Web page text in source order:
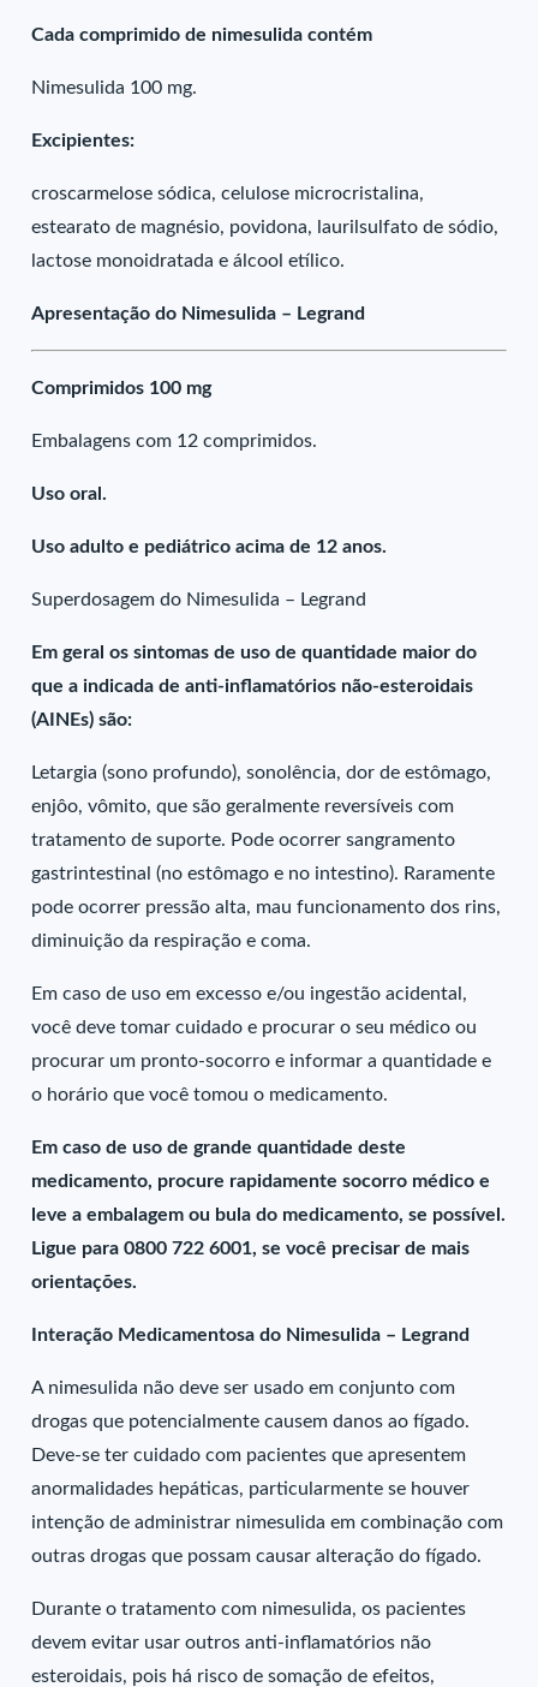
Cada comprimido de nimesulida contém
Nimesulida 100 mg.
Excipientes:
croscarmelose sódica, celulose microcristalina,
estearato de magnésio, povidona, laurilsulfato de sódio,
lactose monoidratada e álcool etílico.
Apresentação do Nimesulida – Legrand
Comprimidos 100 mg
Embalagens com 12 comprimidos.
Uso oral.
Uso adulto e pediátrico acima de 12 anos.
Superdosagem do Nimesulida – Legrand
Em geral os sintomas de uso de quantidade maior do
que a indicada de anti-inflamatórios não-esteroidais
(AINEs) são:
Letargia (sono profundo), sonolência, dor de estômago,
enjôo, vômito, que são geralmente reversíveis com
tratamento de suporte. Pode ocorrer sangramento
gastrintestinal (no estômago e no intestino). Raramente
pode ocorrer pressão alta, mau funcionamento dos rins,
diminuição da respiração e coma.
Em caso de uso em excesso e/ou ingestão acidental,
você deve tomar cuidado e procurar o seu médico ou
procurar um pronto-socorro e informar a quantidade e
o horário que você tomou o medicamento.
Em caso de uso de grande quantidade deste
medicamento, procure rapidamente socorro médico e
leve a embalagem ou bula do medicamento, se possível.
Ligue para 0800 722 6001, se você precisar de mais
orientações.
Interação Medicamentosa do Nimesulida – Legrand
A nimesulida não deve ser usado em conjunto com
drogas que potencialmente causem danos ao fígado.
Deve-se ter cuidado com pacientes que apresentem
anormalidades hepáticas, particularmente se houver
intenção de administrar nimesulida em combinação com
outras drogas que possam causar alteração do fígado.
Durante o tratamento com nimesulida, os pacientes
devem evitar usar outros anti-inflamatórios não
esteroidais, pois há risco de somação de efeitos,